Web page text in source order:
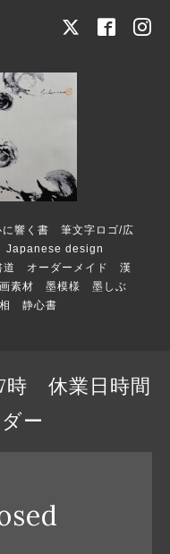
響く書 筆文字ロゴ/広
Japanese design
オーダーメイド 漢
素材 墨模様 墨しぶ
静心書
時 休業日時間
ー